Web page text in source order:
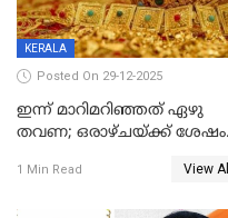
KERALA
Posted On 29-12-2025
ഇന്ന് മാറിമറിഞ്ഞത് ഏഴു
തവണ; ഒരാഴ്ചയ്ക്ക് ശേഷം
1 Min Read View All